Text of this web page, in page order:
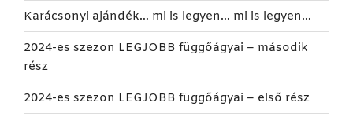
Karácsonyi ajándék… mi is legyen… mi is legyen…
2024-es szezon LEGJOBB függőágyai – második
rész
2024-es szezon LEGJOBB függőágyai – első rész